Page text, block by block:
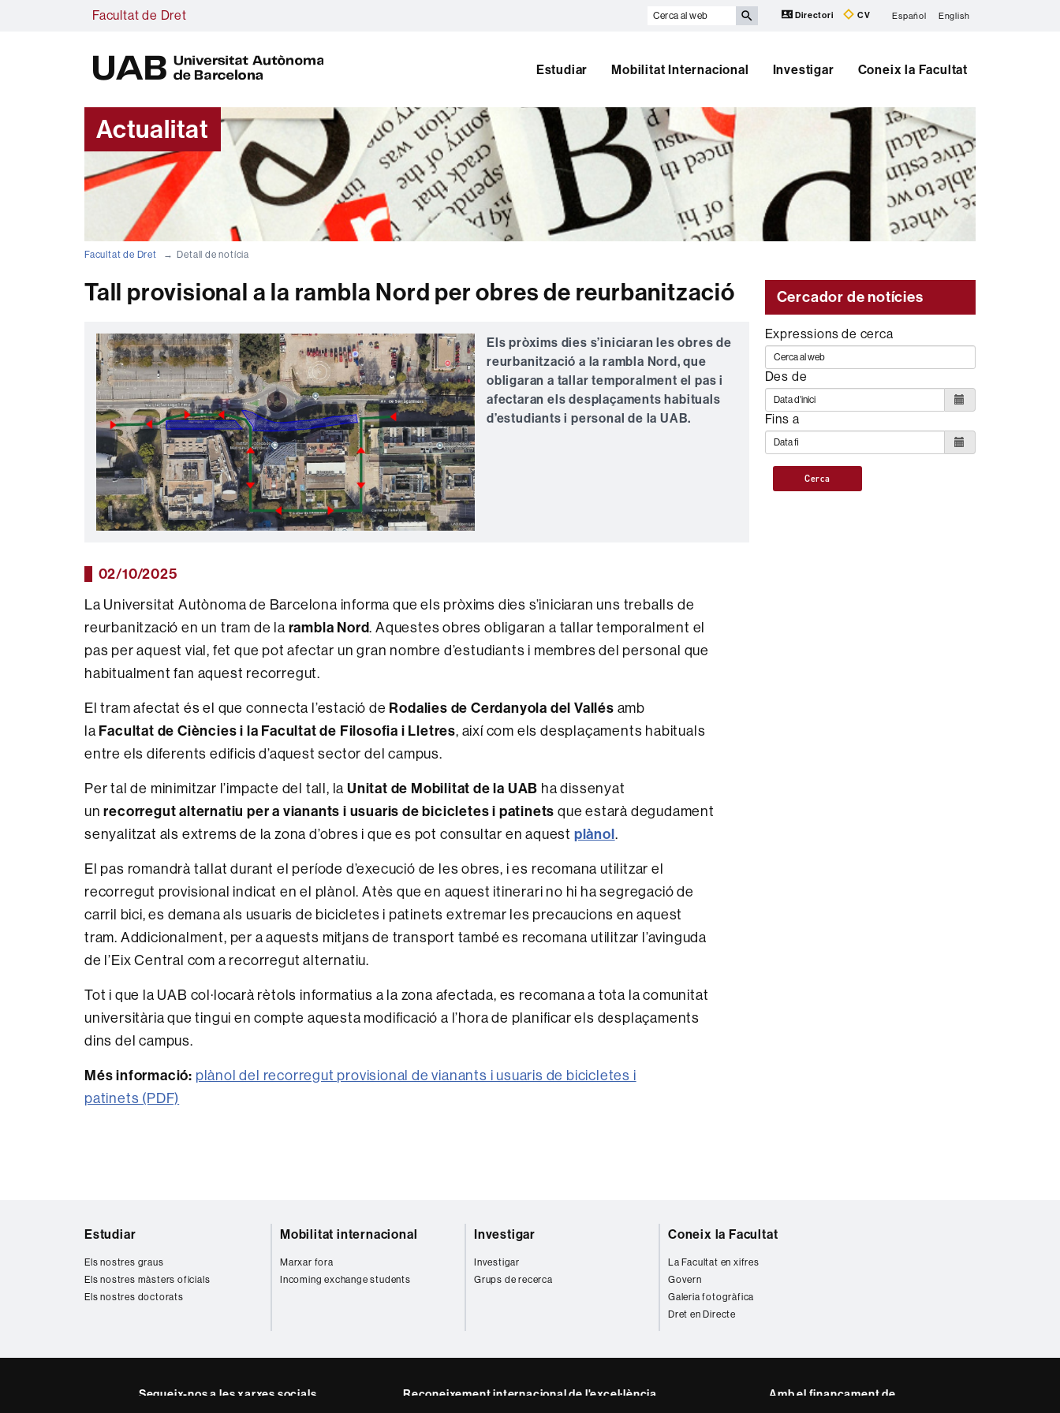
Facultat de Dret
Cerca
Directori CV Español English
B
Estudiar Mobilitat Internacional Investigar Coneix la Facultat
Actualitat
Facultat de Dret Detall de notícia
Tall provisional a la rambla Nord per obres de reurbanització
Els pròxims dies s’iniciaran les obres de
reurbanització a la rambla Nord, que
obligaran a tallar temporalment el pas i
afectaran els desplaçaments habituals
d’estudiants i personal de la UAB.
02/10/2025
La Universitat Autònoma de Barcelona informa que els pròxims dies s’iniciaran uns treballs de
reurbanització en un tram de la rambla Nord. Aquestes obres obligaran a tallar temporalment el
pas per aquest vial, fet que pot afectar un gran nombre d’estudiants i membres del personal que
habitualment fan aquest recorregut.
El tram afectat és el que connecta l’estació de Rodalies de Cerdanyola del Vallés amb
la Facultat de Ciències i la Facultat de Filosofia i Lletres, així com els desplaçaments habituals
entre els diferents edificis d’aquest sector del campus.
Per tal de minimitzar l’impacte del tall, la Unitat de Mobilitat de la UAB ha dissenyat
unrecorregut alternatiu per a vianants i usuaris de bicicletes i patinets que estarà degudament
senyalitzat als extrems de la zona d’obres i que es pot consultar en aquest plànol.
El pas romandrà tallat durant el període d’execució de les obres, i es recomana utilitzar el
recorregut provisional indicat en el plànol. Atès que en aquest itinerari no hi ha segregació de
carril bici, es demana als usuaris de bicicletes i patinets extremar les precaucions en aquest
tram. Addicionalment, per a aquests mitjans de transport també es recomana utilitzar l’avinguda
de l’Eix Central com a recorregut alternatiu.
Tot i que la UAB col·locarà rètols informatius a la zona afectada, es recomana a tota la comunitat
universitària que tingui en compte aquesta modificació a l’hora de planificar els desplaçaments
dins del campus.
Més informació: plànol del recorregut provisional de vianants i usuaris de bicicletes i
patinets (PDF)
Cercador de notícies
Expressions de cerca
Des de
Fins a
Cerca
Estudiar
Els nostres graus
Els nostres màsters oficials
Els nostres doctorats
Mobilitat internacional
Marxar fora
Incoming exchange students
Investigar
Investigar
Grups de recerca
Coneix la Facultat
La Facultat en xifres
Govern
Galeria fotogràfica
Dret en Directe
Segueix-nos a les xarxes socials Reconeixement internacional de l'excel·lència Amb el finançament de